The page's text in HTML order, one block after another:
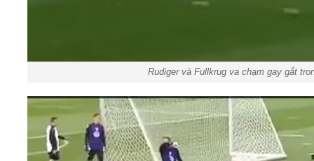
Rudiger và Fullkrug va chạm gay gắt